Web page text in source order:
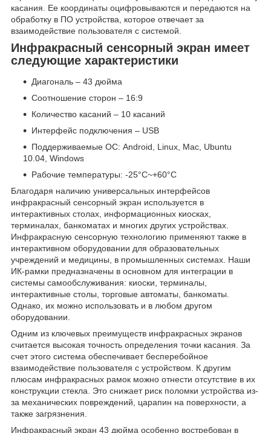
касания. Ее координаты оцифровываются и передаются на
обработку в ПО устройства, которое отвечает за
взаимодействие пользователя с системой.
Инфракрасный сенсорный экран имеет
следующие характеристики
Диагональ – 43 дюйма
Соотношение сторон – 16:9
Количество касаний – 10 касаний
Интерфейс подключения – USB
Поддерживаемые ОС: Android, Linux, Mac, Ubuntu
10.04, Windows
Рабочие температуры: -25°C~+60°C
Благодаря наличию универсальных интерфейсов
инфракрасный сенсорный экран используется в
интерактивных столах, информационных киосках,
терминалах, банкоматах и многих других устройствах.
Инфракрасную сенсорную технологию применяют также в
интерактивном оборудовании для образовательных
учреждений и медицины, в промышленных системах. Наши
ИК-рамки предназначены в основном для интеграции в
системы самообслуживания: киоски, терминалы,
интерактивные столы, торговые автоматы, банкоматы.
Однако, их можно использовать и в любом другом
оборудовании.
Одним из ключевых преимуществ инфракрасных экранов
считается высокая точность определения точки касания. За
счет этого система обеспечивает бесперебойное
взаимодействие пользователя с устройством. К другим
плюсам инфракрасных рамок можно отнести отсутствие в их
конструкции стекла. Это снижает риск поломки устройства из-
за механических повреждений, царапин на поверхности, а
также загрязнения.
Инфракрасный экран 43 дюйма особенно востребован в